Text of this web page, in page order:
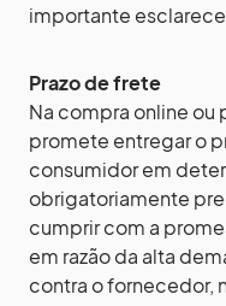
importante
Prazo de frete
Na compra online
promete entregar o
consumidor em
obrigatoriamente
cumprir com a
em razão da alta
contra o fornecedor,